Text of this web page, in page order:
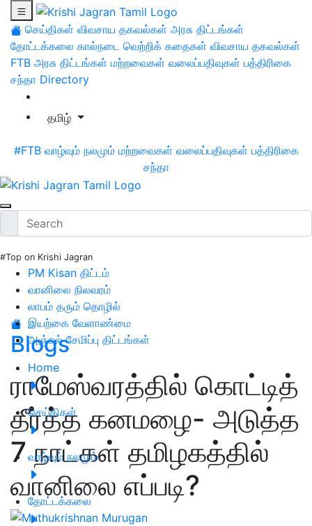
செய்திகள் விவசாய தகவல்கள் அரசு திட்டங்கள்
தோட்டக்கலை கால்நடை வெற்றிக் கதைகள் விவசாய தகவல்கள்
FTB அரசு திட்டங்கள் மற்றவைகள் வலைப்பதிவுகள் பத்திரிகை
சந்தா Directory
தமிழ்
#FTB வாழ்வும் நலமும் மற்றவைகள் வலைப்பதிவுகள் பத்திரிகை
சந்தா
#Top on Krishi Jagran
PM Kisan திட்டம்
வானிலை நிலவரம்
லாபம் தரும் தொழில்
இயற்கை வேளாண்மை
அஞ்சல் சேமிப்பு திட்டங்கள்
Home
செய்திகள்
வாழ்வும் நலமும்
தோட்டக்கலை
Blogs
ராமேஸ்வரத்தில் கொட்டித்
தீர்த்த கனமழை- அடுத்த
7 நாட்கள் தமிழகத்தில்
வானிலை எப்படி?